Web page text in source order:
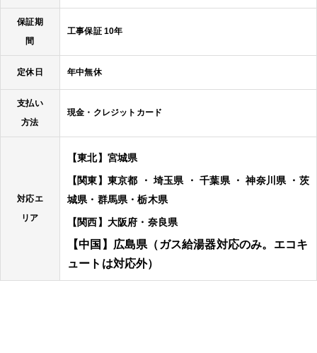
保証期
間
工事保証 10年
定休日 年中無休
支払い
方法
現金・クレジットカード
対応エ
リア
【東北】宮城県
【関東】東京都 ・ 埼玉県 ・ 千葉県 ・ 神奈川県 ・茨
城県・群馬県・栃木県
【関西】大阪府・奈良県
【中国】広島県（ガス給湯器対応のみ。エコキ
ュートは対応外）